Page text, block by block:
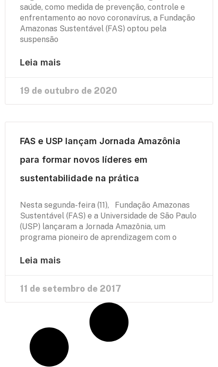
saúde, como medida de prevenção, controle e
enfrentamento ao novo coronavírus, a Fundação
Amazonas Sustentável (FAS) optou pela
suspensão
Leia mais
19 de outubro de 2020
FAS e USP lançam Jornada Amazônia
para formar novos líderes em
sustentabilidade na prática
Nesta segunda-feira (11), Fundação Amazonas
Sustentável (FAS) e a Universidade de São Paulo
(USP) lançaram a Jornada Amazônia, um
programa pioneiro de aprendizagem com o
Leia mais
11 de setembro de 2017